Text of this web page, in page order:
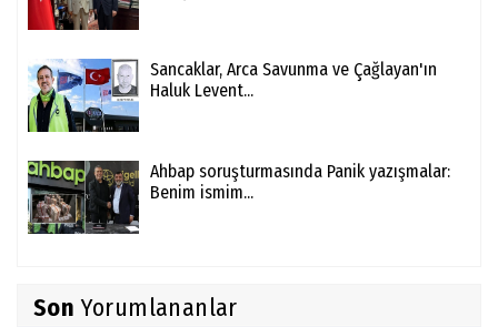
Sancaklar, Arca Savunma ve Çağlayan'ın
Haluk Levent...
Ahbap soruşturmasında Panik yazışmalar:
Benim ismim...
Son Yorumlananlar